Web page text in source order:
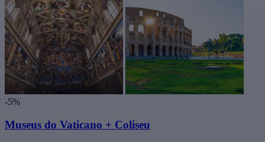
-5%
Museus do Vaticano + Coliseu